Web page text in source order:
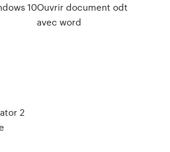
10Ouvrir document odt
avec word
2